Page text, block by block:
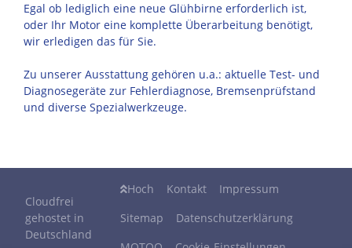
Egal ob lediglich eine neue Glühbirne erforderlich ist,
oder Ihr Motor eine komplette Überarbeitung benötigt,
wir erledigen das für Sie.
Zu unserer Ausstattung gehören u.a.: aktuelle Test- und
Diagnosegeräte zur Fehlerdiagnose, Bremsenprüfstand
und diverse Spezialwerkzeuge.
Cloudfrei
gehostet in
Deutschland
Hoch Kontakt
Impressum
Sitemap
Datenschutzerklärung